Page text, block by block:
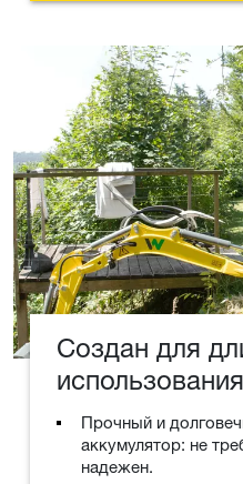
Создан для
использования
Прочный и
аккумулятор: не
надежен.